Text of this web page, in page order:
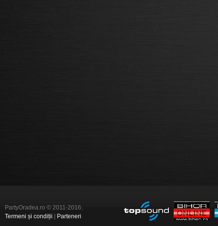
PartyOradea.ro © 2011-2016.
Termeni și condiții
Parteneri